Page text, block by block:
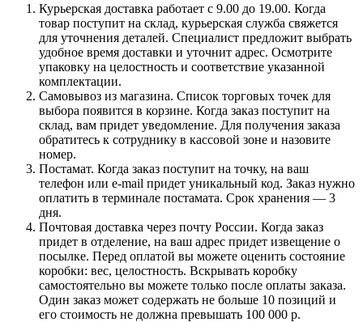
Курьерская доставка работает с 9.00 до 19.00. Когда
товар поступит на склад, курьерская служба свяжется
для уточнения деталей. Специалист предложит выбрать
удобное время доставки и уточнит адрес. Осмотрите
упаковку на целостность и соответствие указанной
комплектации.
Самовывоз из магазина. Список торговых точек для
выбора появится в корзине. Когда заказ поступит на
склад, вам придет уведомление. Для получения заказа
обратитесь к сотруднику в кассовой зоне и назовите
номер.
Постамат. Когда заказ поступит на точку, на ваш
телефон или e-mail придет уникальный код. Заказ нужно
оплатить в терминале постамата. Срок хранения — 3
дня.
Почтовая доставка через почту России. Когда заказ
придет в отделение, на ваш адрес придет извещение о
посылке. Перед оплатой вы можете оценить состояние
коробки: вес, целостность. Вскрывать коробку
самостоятельно вы можете только после оплаты заказа.
Один заказ может содержать не больше 10 позиций и
его стоимость не должна превышать 100 000 р.